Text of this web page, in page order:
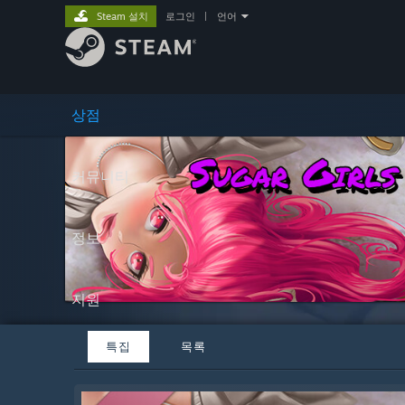
상점
커뮤니티
정보
지원
Steam 설치 로그인 언어
특집 목록